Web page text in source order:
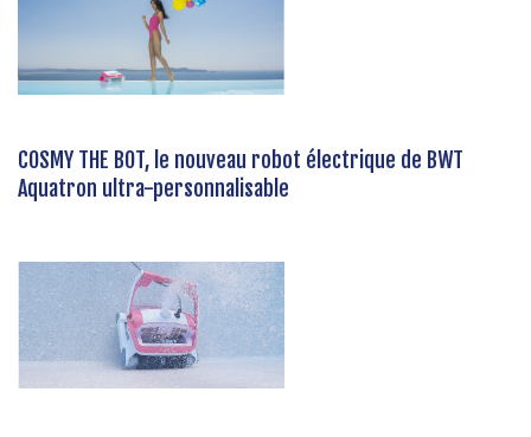
COSMY THE BOT, le nouveau robot électrique de BWT
Aquatron ultra-personnalisable